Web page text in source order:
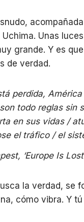
Uchima. Unas
grande. Y es
de verdad.
perdida,
todo reglas sin
en sus vidas /
el tráfico / el
‘Europe Is
la verdad, se
cómo vibra. Y